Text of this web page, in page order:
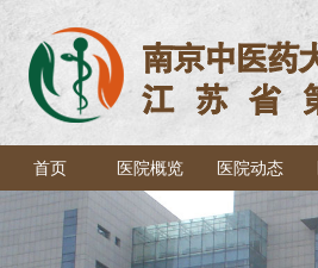
首页 医院概览 医院动态